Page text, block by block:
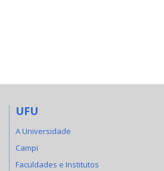
UFU
A Universidade
Campi
Faculdades e Institutos